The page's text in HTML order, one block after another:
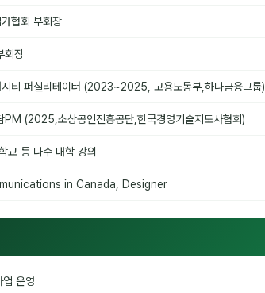
협회 부회장
회장
티 퍼실리테이터 (2023~2025, 고용노동부,하나금융그룹)
PM (2025,소상공인진흥공단,한국경영기술지도사협회)
교 등 다수 대학 강의
in Canada, Designer
업 운영